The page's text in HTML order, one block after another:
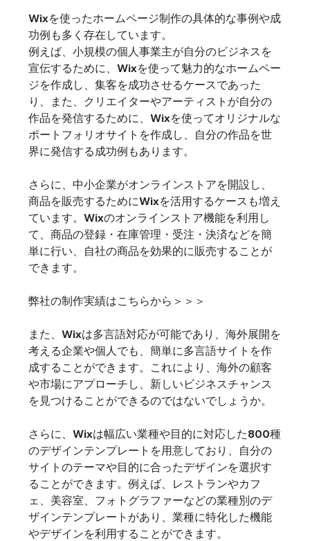
Wixを使ったホームページ制作の具体的な事例や成
功例も多く存在しています。
例えば、小規模の個人事業主が自分のビジネスを
宣伝するために、Wixを使って魅力的なホームペー
ジを作成し、集客を成功させるケースであった
り、また、クリエイターやアーティストが自分の
作品を発信するために、Wixを使ってオリジナルな
ポートフォリオサイトを作成し、自分の作品を世
界に発信する成功例もあります。
さらに、中小企業がオンラインストアを開設し、
商品を販売するためにWixを活用するケースも増え
ています。Wixのオンラインストア機能を利用し
て、商品の登録・在庫管理・受注・決済などを簡
単に行い、自社の商品を効果的に販売することが
できます。
弊社の制作実績はこちらから＞＞＞
また、Wixは多言語対応が可能であり、海外展開を
考える企業や個人でも、簡単に多言語サイトを作
成することができます。これにより、海外の顧客
や市場にアプローチし、新しいビジネスチャンス
を見つけることができるのではないでしょうか。
さらに、Wixは幅広い業種や目的に対応した800種
のデザインテンプレートを用意しており、自分の
サイトのテーマや目的に合ったデザインを選択す
ることができます。例えば、レストランやカフ
ェ、美容室、フォトグラファーなどの業種別のデ
ザインテンプレートがあり、業種に特化した機能
やデザインを利用することができます。